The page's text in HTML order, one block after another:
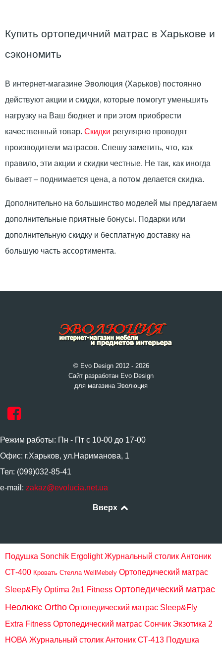
Купить ортопедичний матрас в Харькове и
сэкономить
В интернет-магазине Эволюция (Харьков) постоянно
действуют акции и скидки, которые помогут уменьшить
нагрузку на Ваш бюджет и при этом приобрести
качественный товар. Скидки регулярно проводят
производители матрасов. Спешу заметить, что, как
правило, эти акции и скидки честные. Не так, как иногда
бывает – поднимается цена, а потом делается скидка.
Дополнительно на большинство моделей мы предлагаем
дополнительные приятные бонусы. Подарки или
дополнительную скидку и бесплатную доставку на
большую часть ассортимента.
© Evo Design 2012 - 2026
Сайт разработан Evo Design
для магазина Эволюция
Режим работы: Пн - Пт с 10-00 до 17-00
Офис: г.Харьков, ул.Нариманова, 1
Тел: (099)032-85-41
e-mail: zakaz@evolucia.net.ua
Вверх
Подушка Sonchik Ergolight Журнальный столик Антоник
СТ-400 Кровать Стелла WellMebely Ортопедический матрас
Sleep&Fly Optima 2в1 Fitness Ортопедический матрас
Неолюкс Ortho Ортопедический матрас Sleep&Fly
Extra Fitness Ортопедический матрас Сончик Экзотика 2
НОВА Журнальный столик Антоник СТ-413 Подушка